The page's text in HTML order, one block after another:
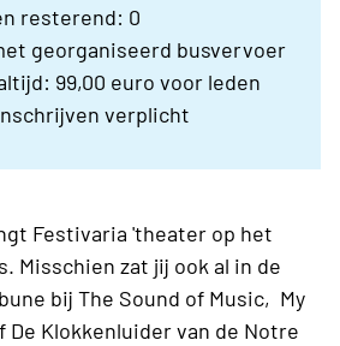
resterend: 0
georganiseerd busvervoer
99,00 euro voor leden
verplicht
Festivaria 'theater op het
Misschien zat jij ook al in de
bij The Sound of Music, My
De Klokkenluider van de Notre